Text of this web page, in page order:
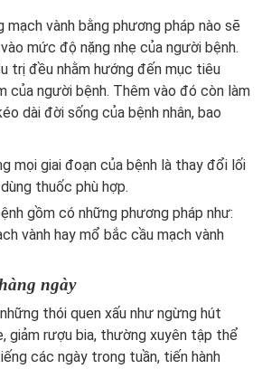
vành bằng phương pháp nào sẽ
mức độ nặng nhẹ của người bệnh.
trị đều nhằm hướng đến mục tiêu
của người bệnh. Thêm vào đó còn làm
dài đời sống của bệnh nhân, bao
mọi giai đoạn của bệnh là thay đổi lối
thuốc phù hợp.
gồm có những phương pháp như:
vành hay mổ bắc cầu mạch vành
ngày
thói quen xấu như ngừng hút
giảm rượu bia, thường xuyên tập thể
các ngày trong tuần, tiến hành